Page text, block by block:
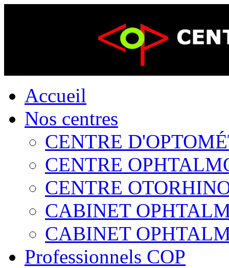
Accueil
Nos centres
CENTRE
CENTRE
CENTRE
CABINET
CABINET
Professionnels COP